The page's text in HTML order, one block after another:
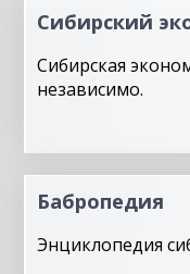
Сибирский
Сибирская
независимо.
Бабропедия
Энциклопедия